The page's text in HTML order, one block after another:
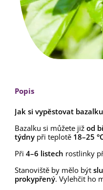
Kuchyňské bylinky
plochu - výsevný...
84 Kč
Mrkev pozdní
Daucus carota -
Lilie Canova -
Popis
Jak si vypěstovat
Bazalku si můžete již od
týdny při teplotě 18–25
Při 4–6 listech rostlinky
Stanoviště by mělo být
prokypřený. Vylehčit ho